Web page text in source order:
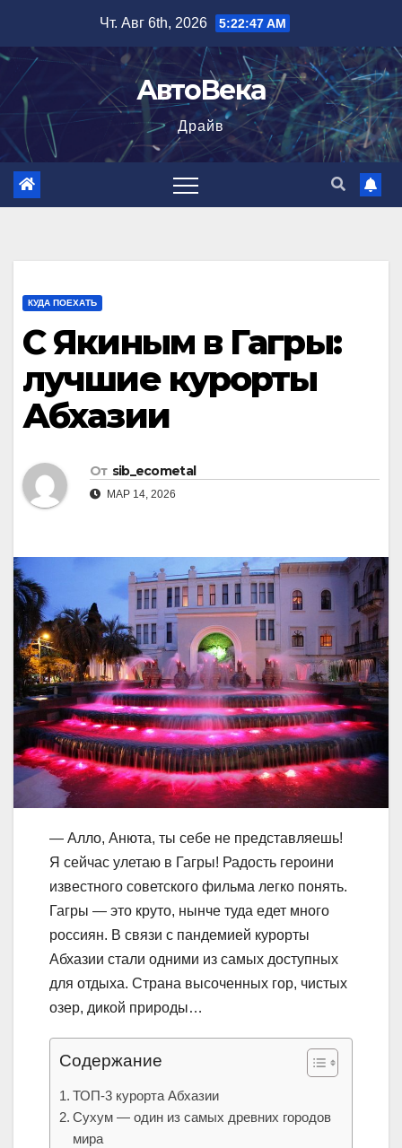
содержимому
Чт. Авг 6th, 2026 5:22:48 AM
АвтоВека
Драйв
КУДА ПОЕХАТЬ
С Якиным в Гагры:
лучшие курорты
Абхазии
От sib_ecometal
МАР 14, 2026
— Алло, Анюта, ты себе не представляешь!
Я сейчас улетаю в Гагры! Радость героини
известного советского фильма легко понять.
Гагры — это круто, нынче туда едет много
россиян. В связи с пандемией курорты
Абхазии стали одними из самых доступных
для отдыха. Страна высоченных гор, чистых
озер, дикой природы…
Содержание
ТОП-3 курорта Абхазии
Сухум — один из самых древних городов
мира